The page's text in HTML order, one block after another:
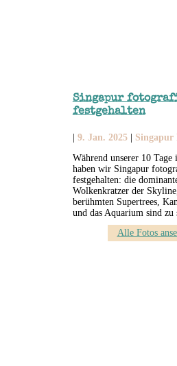
Singapur
festgehalten
| 9. Jan. 2025 | Singapur
Während unserer 10 Tage
haben wir Singapur
festgehalten: die
Wolkenkratzer der
berühmten Supertrees,
und das Aquarium sind zu
Alle Fotos